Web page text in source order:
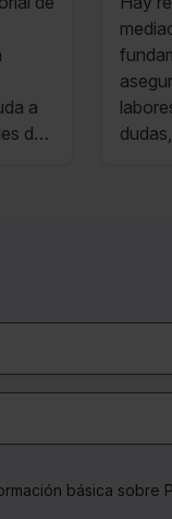
a
de
básica sobre